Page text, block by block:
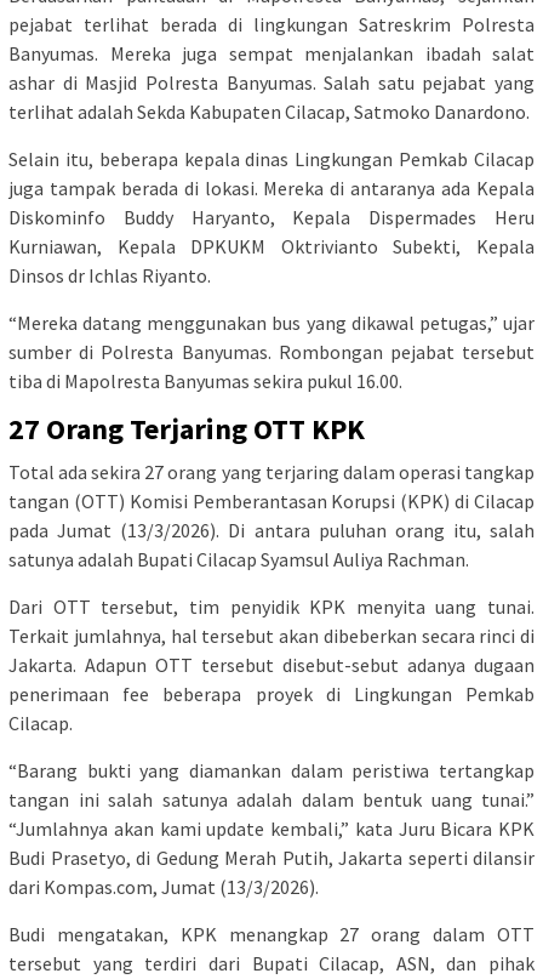
pejabat terlihat berada di lingkungan Satreskrim Polresta
Banyumas. Mereka juga sempat menjalankan ibadah salat
ashar di Masjid Polresta Banyumas. Salah satu pejabat yang
terlihat adalah Sekda Kabupaten Cilacap, Satmoko Danardono.
Selain itu, beberapa kepala dinas Lingkungan Pemkab Cilacap
juga tampak berada di lokasi. Mereka di antaranya ada Kepala
Diskominfo Buddy Haryanto, Kepala Dispermades Heru
Kurniawan, Kepala DPKUKM Oktrivianto Subekti, Kepala
Dinsos dr Ichlas Riyanto.
“Mereka datang menggunakan bus yang dikawal petugas,” ujar
sumber di Polresta Banyumas. Rombongan pejabat tersebut
tiba di Mapolresta Banyumas sekira pukul 16.00.
27 Orang Terjaring OTT KPK
Total ada sekira 27 orang yang terjaring dalam operasi tangkap
tangan (OTT) Komisi Pemberantasan Korupsi (KPK) di Cilacap
pada Jumat (13/3/2026). Di antara puluhan orang itu, salah
satunya adalah Bupati Cilacap Syamsul Auliya Rachman.
Dari OTT tersebut, tim penyidik KPK menyita uang tunai.
Terkait jumlahnya, hal tersebut akan dibeberkan secara rinci di
Jakarta. Adapun OTT tersebut disebut-sebut adanya dugaan
penerimaan fee beberapa proyek di Lingkungan Pemkab
Cilacap.
“Barang bukti yang diamankan dalam peristiwa tertangkap
tangan ini salah satunya adalah dalam bentuk uang tunai.”
“Jumlahnya akan kami update kembali,” kata Juru Bicara KPK
Budi Prasetyo, di Gedung Merah Putih, Jakarta seperti dilansir
dari Kompas.com, Jumat (13/3/2026).
Budi mengatakan, KPK menangkap 27 orang dalam OTT
tersebut yang terdiri dari Bupati Cilacap, ASN, dan pihak